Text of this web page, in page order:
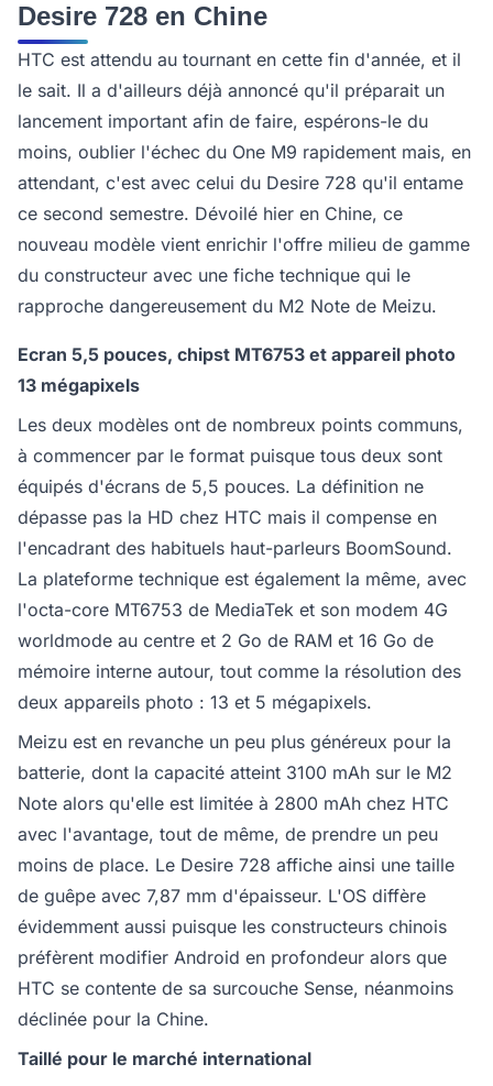
Desire 728 en Chine
HTC est attendu au tournant en cette fin d'année, et il
le sait. Il a d'ailleurs déjà annoncé qu'il préparait un
lancement important afin de faire, espérons-le du
moins, oublier l'échec du One M9 rapidement mais, en
attendant, c'est avec celui du Desire 728 qu'il entame
ce second semestre. Dévoilé hier en Chine, ce
nouveau modèle vient enrichir l'offre milieu de gamme
du constructeur avec une fiche technique qui le
rapproche dangereusement du M2 Note de Meizu.
Ecran 5,5 pouces, chipst MT6753 et appareil photo
13 mégapixels
Les deux modèles ont de nombreux points communs,
à commencer par le format puisque tous deux sont
équipés d'écrans de 5,5 pouces. La définition ne
dépasse pas la HD chez HTC mais il compense en
l'encadrant des habituels haut-parleurs BoomSound.
La plateforme technique est également la même, avec
l'octa-core MT6753 de MediaTek et son modem 4G
worldmode au centre et 2 Go de RAM et 16 Go de
mémoire interne autour, tout comme la résolution des
deux appareils photo : 13 et 5 mégapixels.
Meizu est en revanche un peu plus généreux pour la
batterie, dont la capacité atteint 3100 mAh sur le M2
Note alors qu'elle est limitée à 2800 mAh chez HTC
avec l'avantage, tout de même, de prendre un peu
moins de place. Le Desire 728 affiche ainsi une taille
de guêpe avec 7,87 mm d'épaisseur. L'OS diffère
évidemment aussi puisque les constructeurs chinois
préfèrent modifier Android en profondeur alors que
HTC se contente de sa surcouche Sense, néanmoins
déclinée pour la Chine.
Taillé pour le marché international